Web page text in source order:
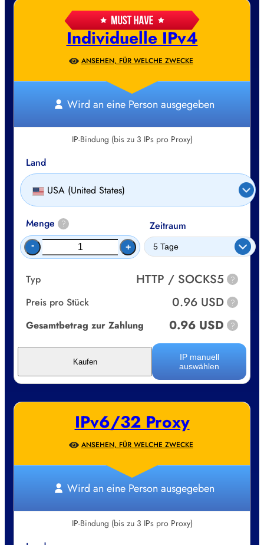
Individuelle IPv4
ANSEHEN, FÜR WELCHE ZWECKE
Wird an eine Person ausgegeben
IP-Bindung (bis zu 3 IPs pro Proxy)
Land
USA (United States)
Menge ?
- +
Zeitraum
Typ HTTP / SOCKS5 ?
Preis pro Stück 0.96 USD ?
Gesamtbetrag zur Zahlung 0.96 USD ?
IP manuell
auswählen
Kaufen
IPv6/32 Proxy
ANSEHEN, FÜR WELCHE ZWECKE
Wird an eine Person ausgegeben
IP-Bindung (bis zu 3 IPs pro Proxy)